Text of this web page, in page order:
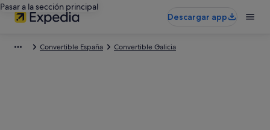
Pasar a la sección principal
Descargar app
Convertible España Convertible Galicia